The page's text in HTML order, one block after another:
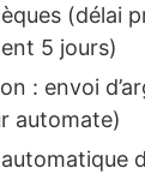
(délai
5 jours)
: envoi
automate)